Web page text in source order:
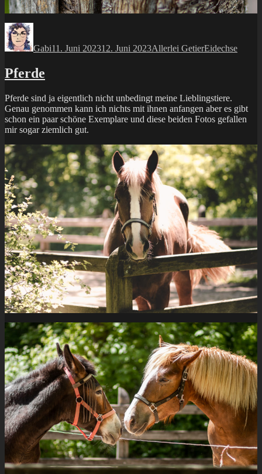
Gabi11. Juni 202312. Juni 2023Allerlei GetierEidechse
Pferde
Pferde sind ja eigentlich nicht unbedingt meine Lieblingstiere.
Genau genommen kann ich nichts mit ihnen anfangen aber es gibt
schon ein paar schöne Exemplare und diese beiden Fotos gefallen
mir sogar ziemlich gut.